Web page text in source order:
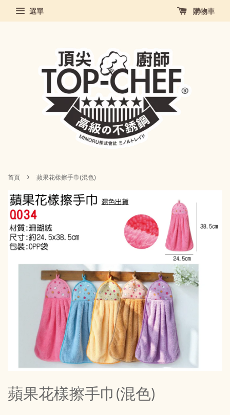
選單 購物車
首頁 › 蘋果花樣擦手巾(混色)
蘋果花樣擦手巾(混色)